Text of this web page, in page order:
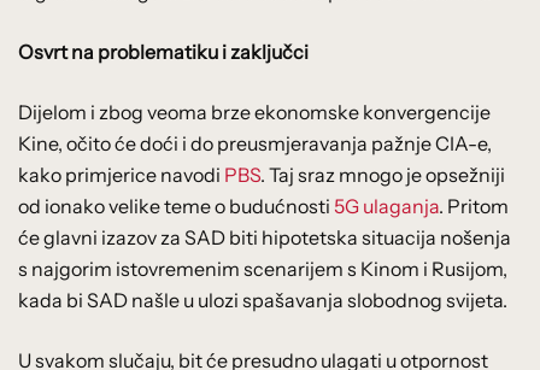
Osvrt na problematiku i zaključci
Dijelom i zbog veoma brze ekonomske konvergencije
Kine, očito će doći i do preusmjeravanja pažnje CIA-e,
kako primjerice navodi PBS. Taj sraz mnogo je opsežniji
od ionako velike teme o budućnosti 5G ulaganja. Pritom
će glavni izazov za SAD biti hipotetska situacija nošenja
s najgorim istovremenim scenarijem s Kinom i Rusijom,
kada bi SAD našle u ulozi spašavanja slobodnog svijeta.
U svakom slučaju, bit će presudno ulagati u otpornost